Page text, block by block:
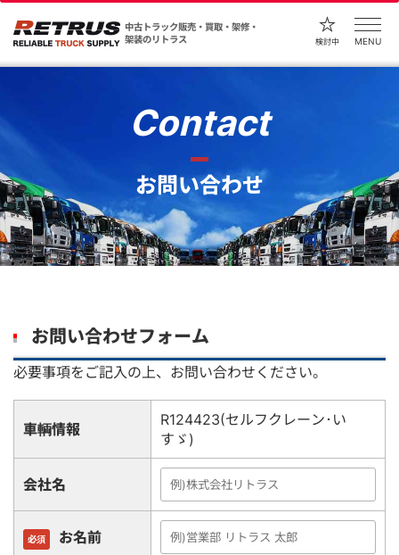
中古トラック販売・買取・架修・
架装のリトラス
検討中 MENU
Contact
お問い合わせ
お問い合わせフォーム
必要事項をご記入の上、お問い合わせください。
車輌情報
R124423(セルフクレーン･い
すゞ)
会社名
必須 お名前